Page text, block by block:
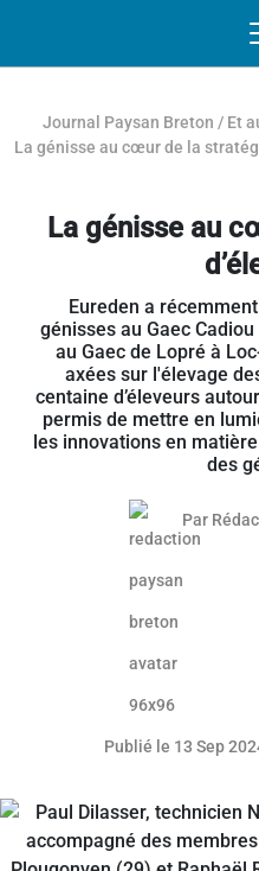
Journal Paysan Breton / Et
La génisse au cœur de la
La génisse au
Eureden a
génisses au Gaec
au Gaec de Lopré à
axées sur l'élevage
centaine d’éleveurs
permis de mettre en
les innovations en
des
Par
Publié le 13 Sep